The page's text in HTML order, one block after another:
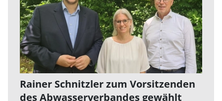
Rainer Schnitzler zum Vorsitzenden
des Abwasserverbandes gewählt